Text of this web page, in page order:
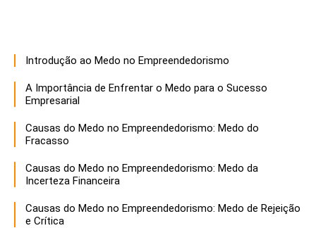
Introdução ao Medo no Empreendedorismo
A Importância de Enfrentar o Medo para o Sucesso
Empresarial
Causas do Medo no Empreendedorismo: Medo do
Fracasso
Causas do Medo no Empreendedorismo: Medo da
Incerteza Financeira
Causas do Medo no Empreendedorismo: Medo de Rejeição
e Crítica